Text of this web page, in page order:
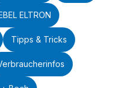
ELTRON
Tipps & Tricks